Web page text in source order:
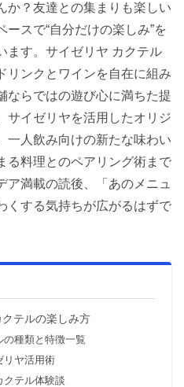
か？友達との集まりも楽しい
スで“自分だけの楽しみ”を
ます。サイゼリヤ カクテル
リンクとワインを自在に組み
ならではの遊び心に満ちた提
サイゼリヤを活用したオリジ
一人飲み向けの新たな味わい
る料理とのペアリング術まで
ア満載の読後、「あのメニュ
くする気持ちが広がるはずで
テルの楽しみ方
種類と特徴一覧
リヤ活用術
クテル体験談